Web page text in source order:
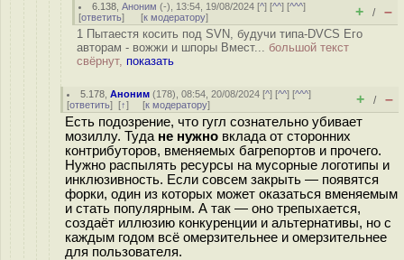
6.138 ,Аноним (-), 13:54, 19/08/2024 [^] [^^] [^^^]
[ответить] [к модератору] + / –
1 Пытаестя косить под SVN, будучи типа-DVCS Его
авторам - вожжи и шпоры Вмест... большой текст
свёрнут, показать
5.178 ,Аноним (178), 08:54, 20/08/2024 [^] [^^] [^^^]
[ответить] [↑] [к модератору] + / –
Есть подозрение, что гугл сознательно убивает
мозиллу. Туда не нужно вклада от сторонних
контрибуторов, вменяемых багрепортов и прочего.
Нужно распылять ресурсы на мусорные логотипы и
инклюзивность. Если совсем закрыть — появятся
форки, один из которых может оказаться вменяемым
и стать популярным. А так — оно трепыхается,
создаёт иллюзию конкуренции и альтернативы, но с
каждым годом всё омерзительнее и омерзительнее
для пользователя.